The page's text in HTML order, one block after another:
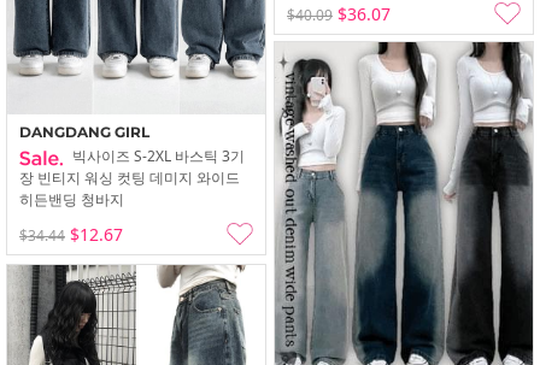
$40.09 $36.07
DANGDANG GIRL
빅사이즈 S-2XL 바스틱 3기
장 빈티지 워싱 컷팅 데미지 와이드
히든밴딩 청바지
$34.44 $12.67